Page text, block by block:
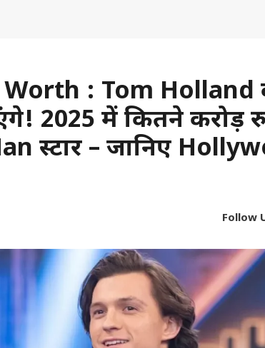
: Tom Holland
2025 में कितने करोड़
स्टार – जानिए
Follow